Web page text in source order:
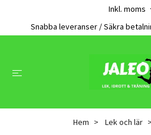
Inkl. moms
Snabba leveranser / Säkra
Hem Lek och lär